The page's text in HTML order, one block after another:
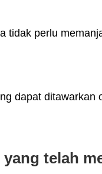
tidak perlu
dapat ditawarkan
telah